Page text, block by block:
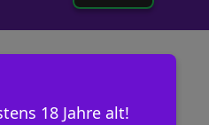
18 Jahre alt!